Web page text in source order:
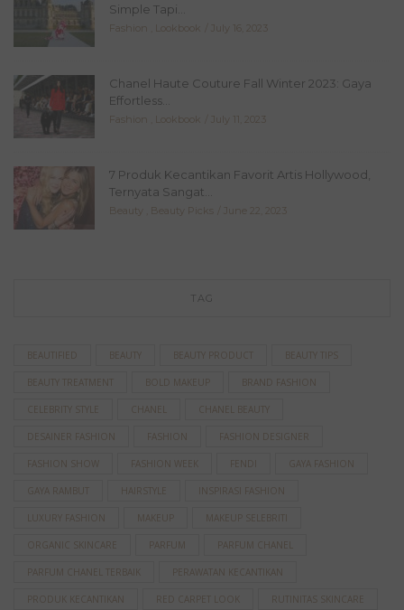
Simple Tapi...
Fashion Lookbook July 16, 2023
Chanel Haute Couture Fall Winter 2023: Gaya
Effortless...
Fashion Lookbook July 11, 2023
7 Produk Kecantikan Favorit Artis Hollywood,
Ternyata Sangat...
Beauty Beauty Picks June 22, 2023
TAG
BEAUTIFIED BEAUTY BEAUTY PRODUCT BEAUTY TIPS
BEAUTY TREATMENT BOLD MAKEUP BRAND FASHION
CELEBRITY STYLE CHANEL CHANEL BEAUTY
DESAINER FASHION FASHION FASHION DESIGNER
FASHION SHOW FASHION WEEK FENDI GAYA FASHION
GAYA RAMBUT HAIRSTYLE INSPIRASI FASHION
LUXURY FASHION MAKEUP MAKEUP SELEBRITI
ORGANIC SKINCARE PARFUM PARFUM CHANEL
PARFUM CHANEL TERBAIK PERAWATAN KECANTIKAN
PRODUK KECANTIKAN RED CARPET LOOK RUTINITAS SKINCARE